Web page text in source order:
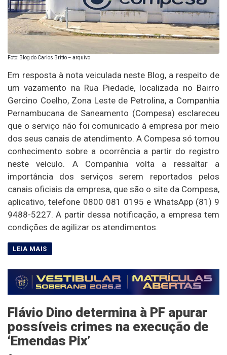
Foto: Blog do Carlos Britto – arquivo
Em resposta à nota veiculada neste Blog, a respeito de
um vazamento na Rua Piedade, localizada no Bairro
Gercino Coelho, Zona Leste de Petrolina, a Companhia
Pernambucana de Saneamento (Compesa) esclareceu
que o serviço não foi comunicado à empresa por meio
dos seus canais de atendimento. A Compesa só tomou
conhecimento sobre a ocorrência a partir do registro
neste veículo. A Companhia volta a ressaltar a
importância dos serviços serem reportados pelos
canais oficiais da empresa, que são o site da Compesa,
aplicativo, telefone 0800 081 0195 e WhatsApp (81) 9
9488-5227. A partir dessa notificação, a empresa tem
condições de agilizar os atendimentos.
Flávio Dino determina à PF apurar
possíveis crimes na execução de
‘Emendas Pix’